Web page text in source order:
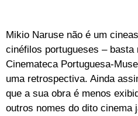
Mikio Naruse não é um
cinéfilos portugueses – basta
Cinemateca Portuguesa-
uma retrospectiva. Ainda
que a sua obra é menos
outros nomes do dito cinema